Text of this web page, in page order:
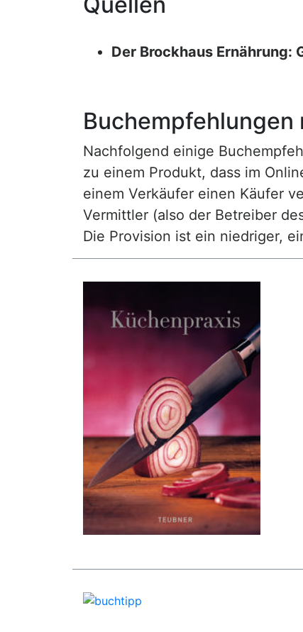
Der Brockhaus Ernährung:
Buchempfehlungen
Nachfolgend einige
zu einem Produkt, dass im
einem Verkäufer einen Käufer
Vermittler (also der Betreiber
Die Provision ist ein niedriger,